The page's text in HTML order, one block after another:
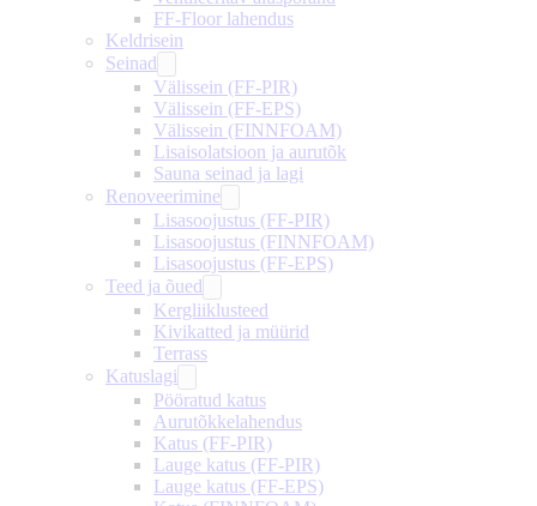
FF-Floor lahendus
Keldrisein
Seinad
Välissein (FF-PIR)
Välissein (FF-EPS)
Välissein (FINNFOAM)
Lisaisolatsioon ja aurutõk
Sauna seinad ja lagi
Renoveerimine
Lisasoojustus (FF-PIR)
Lisasoojustus (FINNFOAM)
Lisasoojustus (FF-EPS)
Teed ja õued
Kergliiklusteed
Kivikatted ja müürid
Terrass
Katuslagi
Pööratud katus
Aurutõkkelahendus
Katus (FF-PIR)
Lauge katus (FF-PIR)
Lauge katus (FF-EPS)